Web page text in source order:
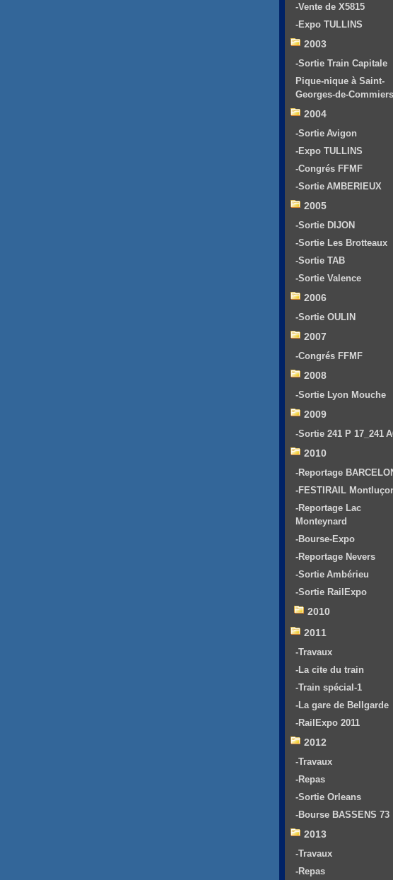
-Vente de X5815
-Expo TULLINS
2003
-Sortie Train Capitale
Pique-nique à Saint-
Georges-de-Commiers
2004
-Sortie Avigon
-Expo TULLINS
-Congrés FFMF
-Sortie AMBERIEUX
2005
-Sortie DIJON
-Sortie Les Brotteaux
-Sortie TAB
-Sortie Valence
2006
-Sortie OULIN
2007
-Congrés FFMF
2008
-Sortie Lyon Mouche
2009
-Sortie 241 P 17_241
2010
-Reportage
-FESTIRAIL
-Reportage Lac
Monteynard
-Bourse-Expo
-Reportage Nevers
-Sortie Ambérieu
-Sortie RailExpo
2010
2011
-Travaux
-La cite du train
-Train spécial-1
-La gare de Bellgarde
-RailExpo 2011
2012
-Travaux
-Repas
-Sortie Orleans
-Bourse BASSENS 73
2013
-Travaux
-Repas